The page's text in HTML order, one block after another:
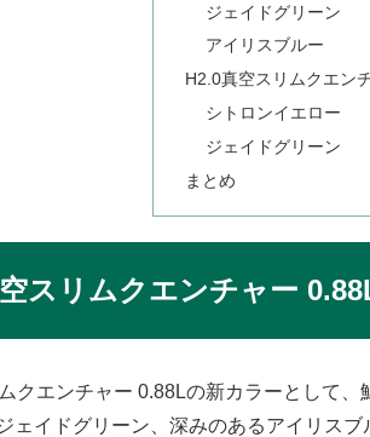
ジェイドグリーン
アイリスブルー
H2.0真空スリムクエン
シトロンイエロー
ジェイドグリーン
まとめ
スリムクエンチャー
クエンチャー 0.88Lの新カラーとして
ェイドグリーン、深みのあるアイリスブ